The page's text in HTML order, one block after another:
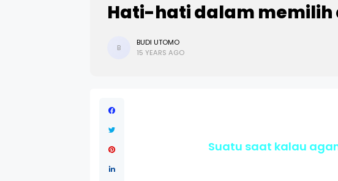
Hati-hati dalam
B
BUDI UTOMO
15 YEARS AGO
Suatu saat kalau